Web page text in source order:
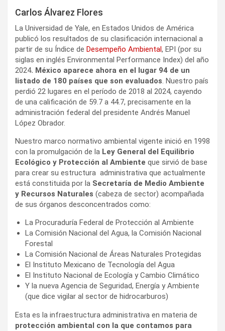
Carlos Álvarez Flores
La Universidad de Yale, en Estados Unidos de América
publicó los resultados de su clasificación internacional a
partir de su Índice de Desempeño Ambiental, EPI (por su
siglas en inglés Environmental Performance Index) del año
2024. México aparece ahora en el lugar 94 de un
listado de 180 países que son evaluados. Nuestro país
perdió 22 lugares en el período de 2018 al 2024, cayendo
de una calificación de 59.7 a 44.7, precisamente en la
administración federal del presidente Andrés Manuel
López Obrador.
Nuestro marco normativo ambiental vigente inició en 1998
con la promulgación de la Ley General del Equilibrio
Ecológico y Protección al Ambiente que sirvió de base
para crear su estructura administrativa que actualmente
está constituida por la Secretaría de Medio Ambiente
y Recursos Naturales (cabeza de sector) acompañada
de sus órganos desconcentrados como:
La Procuraduría Federal de Protección al Ambiente
La Comisión Nacional del Agua, la Comisión Nacional
Forestal
La Comisión Nacional de Áreas Naturales Protegidas
El Instituto Mexicano de Tecnología del Agua
El Instituto Nacional de Ecología y Cambio Climático
Y la nueva Agencia de Seguridad, Energía y Ambiente
(que dice vigilar al sector de hidrocarburos)
Esta es la infraestructura administrativa en materia de
protección ambiental con la que contamos para